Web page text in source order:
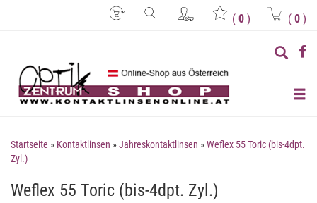
( 0 ) ( 0 )
Startseite » Kontaktlinsen »Jahreskontaktlinsen »Weflex 55 Toric (bis-4dpt.
Zyl.)
Weflex 55 Toric (bis-4dpt. Zyl.)